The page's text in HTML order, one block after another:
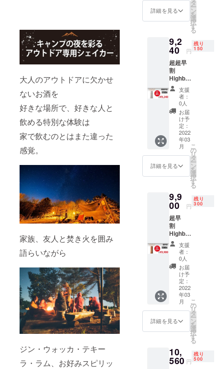
大人のアウトドアに欠かせ
ないお酒を
好きな場所で、好きな人と
飲める特別な体験は
家で飲むのとはまた違った
感覚。
家族、友人と焚き火を囲み
語らいながら
ジン・ウォッカ・テキー
ラ・ラム、お好みスピリッ
スの向上を
はかり地域
社会への貢
していま
200】
(税込)
↓↓↓
20
OFF!!!
】 ↓↓↓
超超超
早割
【￥8,5
80】(税
込) ------
-----------
------- ※
申込時
にカ
ラーを
ご選択
くださ
い ※送
料込み
詳細を見る
タ
ー
ン
を
選
択
す
る
9,2
40 円
残り
150
超超早
割
Highbal
Shaker
×1
30％OF
F --------
-----------
----- 一
般販売
価格
【￥13,
200】
(税込)
↓↓↓
60
OFF!!!
】 ↓↓↓
超超早
割
【￥9,2
40】(税
込) ------
-----------
------- ※
申込時
にカ
ラーを
ご選択
くださ
い ※送
料込み
支援
者：
0人
お届
け予
定：
2022
年03
月
詳細を見る
こ
の
リ
タ
ー
ン
を
選
択
す
る
9,9
00 円
残り
300
超早
割
Highbal
Shaker
×1
25％OF
F --------
-----------
----- 一
般販売
価格
【￥13,
200】
(税込)
↓↓↓
00
OFF!!!
】 ↓↓↓
支援
者：
0人
お届
け予
定：
2022
年03
月
詳細を見る
こ
の
リ
タ
ー
ン
を
選
択
す
る
10,
560 円
残り
500